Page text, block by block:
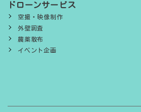
ドローンサービス
空撮・映像制作
外壁調査
農薬散布
イベント企画